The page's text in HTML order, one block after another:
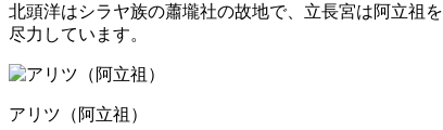
北頭洋はシラヤ族の蕭壠社の故地で、立長宮は阿立祖
尽力しています。
アリツ（阿立祖）